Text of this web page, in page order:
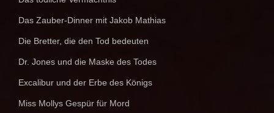
Das Zauber-Dinner mit Jakob Mathias
Die Bretter, die den Tod bedeuten
Dr. Jones und die Maske des Todes
Excalibur und der Erbe des Königs
Miss Mollys Gespür für Mord